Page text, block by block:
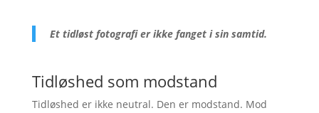
Et tidløst fotografi er ikke fanget i sin samtid.
Tidløshed som modstand
Tidløshed er ikke neutral. Den er modstand. Mod